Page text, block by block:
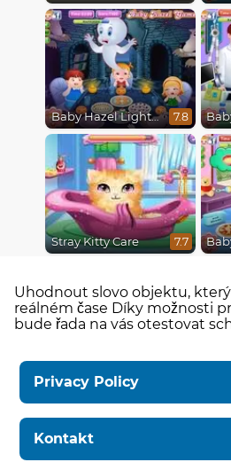
Baby Hazel Lighthouse Adventure 7.8
Stray Kitty Care 7.7
Uhodnout slovo objektu,
reálném čase Díky možnosti
bude řada na vás otestovat
Privacy Policy
Kontakt